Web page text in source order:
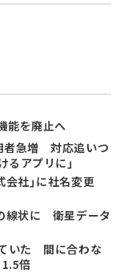
能を廃止へ
者急増 対応追いつ
アプリに」
会社」に社名変更
線状に 衛星データ
いた 間に合わな
倍